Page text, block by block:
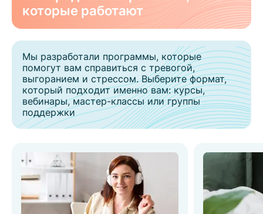
которые работают
Мы разработали программы, которые
помогут вам справиться с тревогой,
выгоранием и стрессом. Выберите формат,
который подходит именно вам: курсы,
вебинары, мастер-классы или группы
поддержки